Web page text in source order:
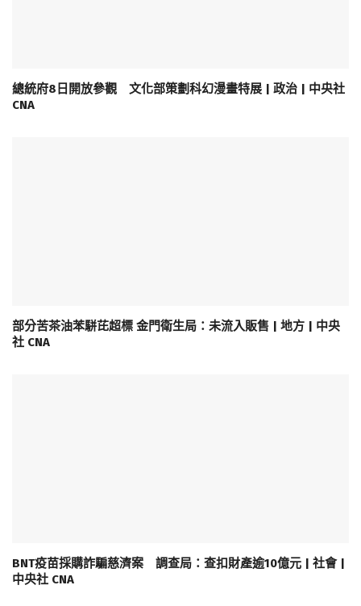
總統府8日開放參觀 文化部策劃科幻漫畫特展 | 政治 | 中央社
CNA
部分苦茶油苯駢芘超標 金門衛生局：未流入販售 | 地方 | 中央
社 CNA
BNT疫苗採購詐騙慈濟案 調查局：查扣財產逾10億元 | 社會 |
中央社 CNA